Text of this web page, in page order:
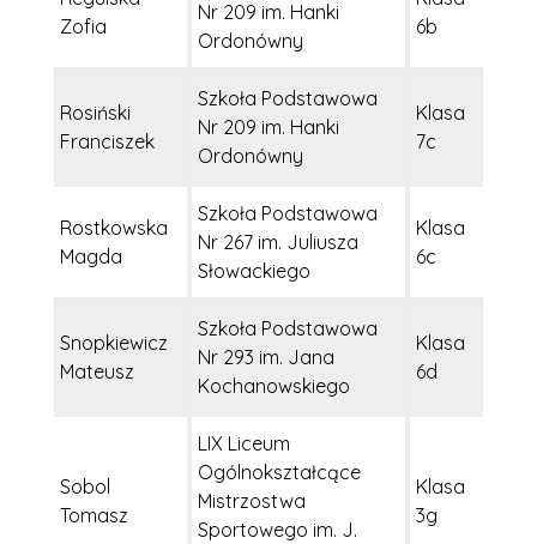
Zofia
Nr 209 im. Hanki
Ordonówny
6b
Rosiński
Franciszek
Szkoła Podstawowa
Nr 209 im. Hanki
Ordonówny
Klasa
7c
Rostkowska
Magda
Szkoła Podstawowa
Nr 267 im. Juliusza
Słowackiego
Klasa
6c
Snopkiewicz
Mateusz
Szkoła Podstawowa
Nr 293 im. Jana
Kochanowskiego
Klasa
6d
Sobol
Tomasz
LIX Liceum
Ogólnokształcące
Mistrzostwa
Sportowego im. J.
Klasa
3g